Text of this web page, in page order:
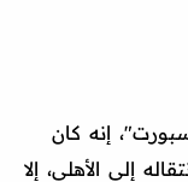
إنه كان
إلى الأهلي، إلا